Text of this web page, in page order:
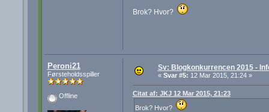
Brok? Hvor?
Peroni21
Førsteholdsspiller
Offline
Sv: Blogkonkurrencen 2015 -
« Svar #5: 12 Mar 2015, 21:24 »
Citat af: JKJ 12 Mar 2015, 21:23
Brok? Hvor?